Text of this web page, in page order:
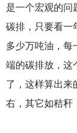
是一个宏观的问
碳排，只要看一
多少万吨油，每
端的碳排放，这
了，这样算出来
右，其它如秸秆